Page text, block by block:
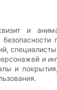
и
и
и